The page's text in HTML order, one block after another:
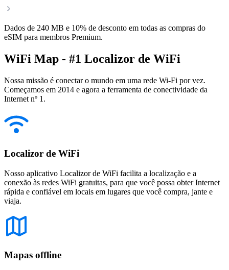
Dados de 240 MB e 10% de desconto em todas as compras do
eSIM para membros Premium.
WiFi Map - #1 Localizor de WiFi
Nossa missão é conectar o mundo em uma rede Wi-Fi por vez.
Começamos em 2014 e agora a ferramenta de conectividade da
Internet nº 1.
Localizor de WiFi
Nosso aplicativo Localizor de WiFi facilita a localização e a
conexão às redes WiFi gratuitas, para que você possa obter Internet
rápida e confiável em locais em lugares que você compra, jante e
viaja.
Mapas offline